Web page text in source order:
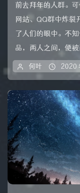
前去拜年的人群。
网站、QQ群中炸
了人们的眼中。不
品，两人之间，便
何叶 2020